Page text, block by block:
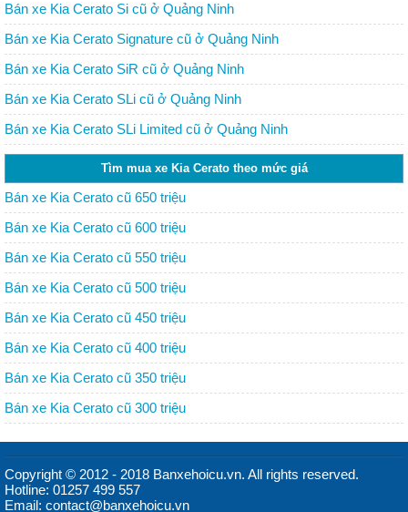
Bán xe Kia Cerato Si cũ ở Quảng Ninh
Bán xe Kia Cerato Signature cũ ở Quảng Ninh
Bán xe Kia Cerato SiR cũ ở Quảng Ninh
Bán xe Kia Cerato SLi cũ ở Quảng Ninh
Bán xe Kia Cerato SLi Limited cũ ở Quảng Ninh
Tìm mua xe Kia Cerato theo mức giá
Bán xe Kia Cerato cũ 650 triệu
Bán xe Kia Cerato cũ 600 triệu
Bán xe Kia Cerato cũ 550 triệu
Bán xe Kia Cerato cũ 500 triệu
Bán xe Kia Cerato cũ 450 triệu
Bán xe Kia Cerato cũ 400 triệu
Bán xe Kia Cerato cũ 350 triệu
Bán xe Kia Cerato cũ 300 triệu
Copyright © 2012 - 2018 Banxehoicu.vn. All rights reserved.
Hotline: 01257 499 557
Email: contact@banxehoicu.vn